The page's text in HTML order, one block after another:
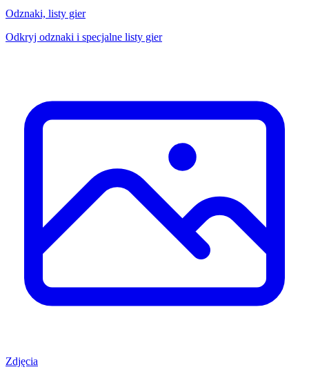
Odznaki, listy gier
Odkryj odznaki i specjalne listy gier
Zdjęcia